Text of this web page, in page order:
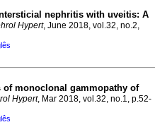
nephritis with uveitis: A
Hypert, June 2018, vol.32, no.2,
of monoclonal gammopathy of
Hypert, Mar 2018, vol.32, no.1, p.52-